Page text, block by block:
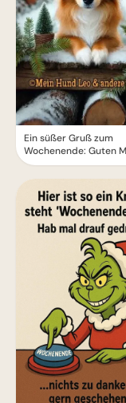
Ein süßer Gruß zum
Wochenende: Guten